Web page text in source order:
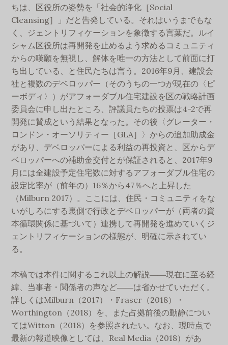
ちは、区役所の姿勢を「社会的浄化［Social
Cleansing］」だと告発している。それはいうまでもな
く、ジェントリフィケーションを象徴する言葉だ。ルイ
シャム区役所は再開発を止めるよう求めるコミュニティ
からの嘆願を無視し、解体を唯一の方法として前面に打
ち出している、と住民たちは言う。2016年9月、建設会
社と複数のデベロッパー（そのうちの一つが現在の〈ピ
ーボディ〉）がアフォーダブル住宅建設を区の戦略計画
委員会に申し出たところ、評議員たちの投票は4-2で再
開発に賛成という結果となった。その後〈グレーター・
ロンドン・オーソリティー［GLA］〉からの追加助成金
があり、デベロッパーによる利益の再投資と、区からデ
ベロッパーへの補助金交付とが保証されると、2017年9
月には全建設予定住宅数に対するアフォーダブル住宅の
設定比率が（前年の）16％から47％へと上昇した
（Milburn 2017）。ここには、住民・コミュニティをな
いがしろにする裏側で行政とデベロッパーが（両者の資
本循環関係に基づいて）連携して再開発を進めていくジ
ェントリフィケーションの様態が、明確に示されてい
る。
本稿では本件に関するこれ以上の解説――現在に至る経
緯、当事者・関係者の声など――は省かせていただく。
詳しくはMilburn（2017）・Fraser（2018）・
Worthington（2018）を、また占拠前後の動静につい
てはWitton（2018）を参照されたい。なお、現時点で
最新の報道映像としては、Real Media（2018）があ